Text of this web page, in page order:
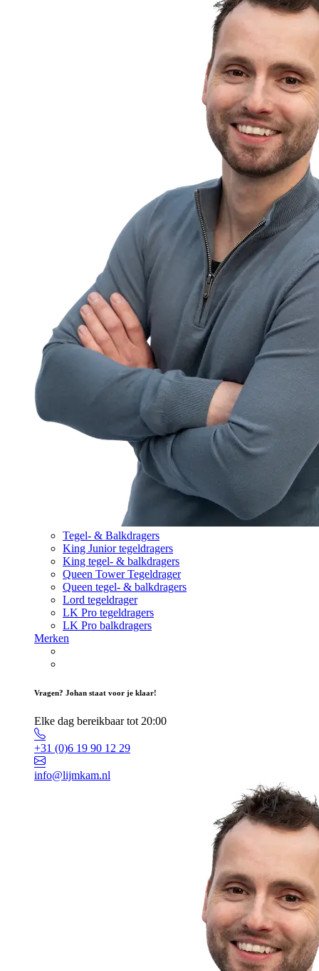
Tegel- & Balkdragers
King Junior tegeldragers
King tegel- & balkdragers
Queen Tower Tegeldrager
Queen tegel- & balkdragers
Lord tegeldrager
LK Pro tegeldragers
LK Pro balkdragers
Merken
Vragen? Johan staat voor je klaar!
Elke dag bereikbaar tot 20:00
+31 (0)6 19 90 12 29
info@lijmkam.nl